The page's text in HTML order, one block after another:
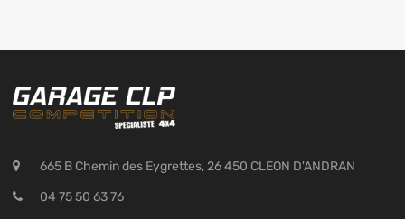
665 B Chemin des Eygrettes, 26 450 CLEON D'ANDRAN
04 75 50 63 76